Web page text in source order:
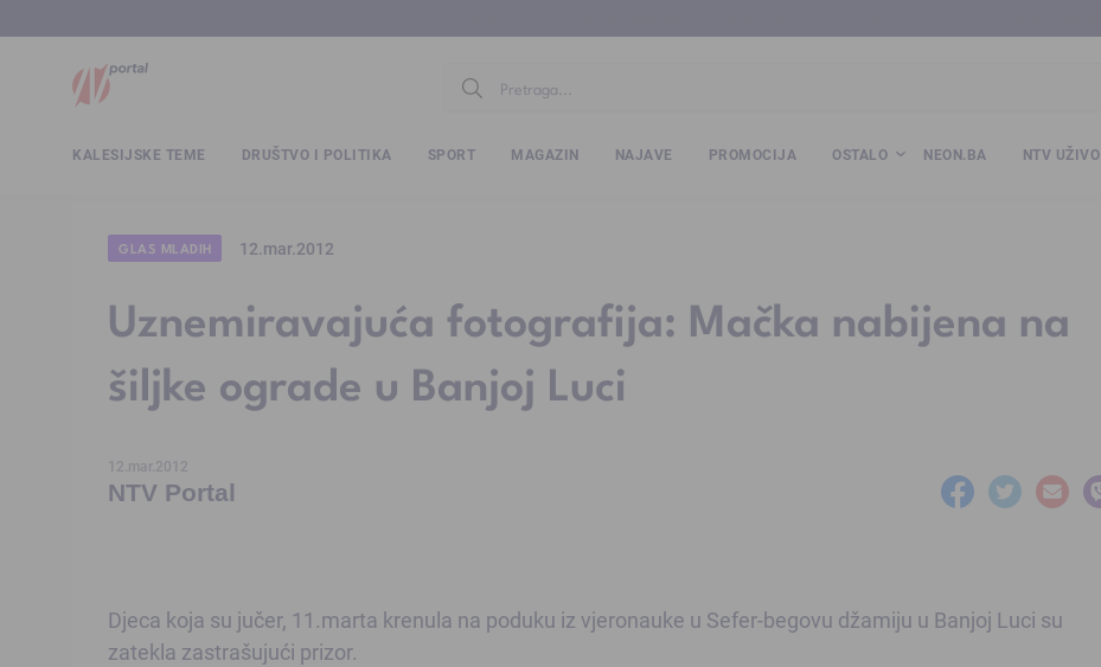
KALESIJSKE TEME DRUŠTVO I POLITIKA SPORT MAGAZIN NAJAVE PROMOCIJA OSTALO NEON.BA NTV UŽIVO
GLAS MLADIH 12.mar.2012
Uznemiravajuća fotografija: Mačka nabijena na
šiljke ograde u Banjoj Luci
12.mar.2012
NTV Portal
Djeca koja su jučer, 11.marta krenula na poduku iz vjeronauke u Sefer-begovu džamiju u Banjoj Luci su
zatekla zastrašujući prizor.